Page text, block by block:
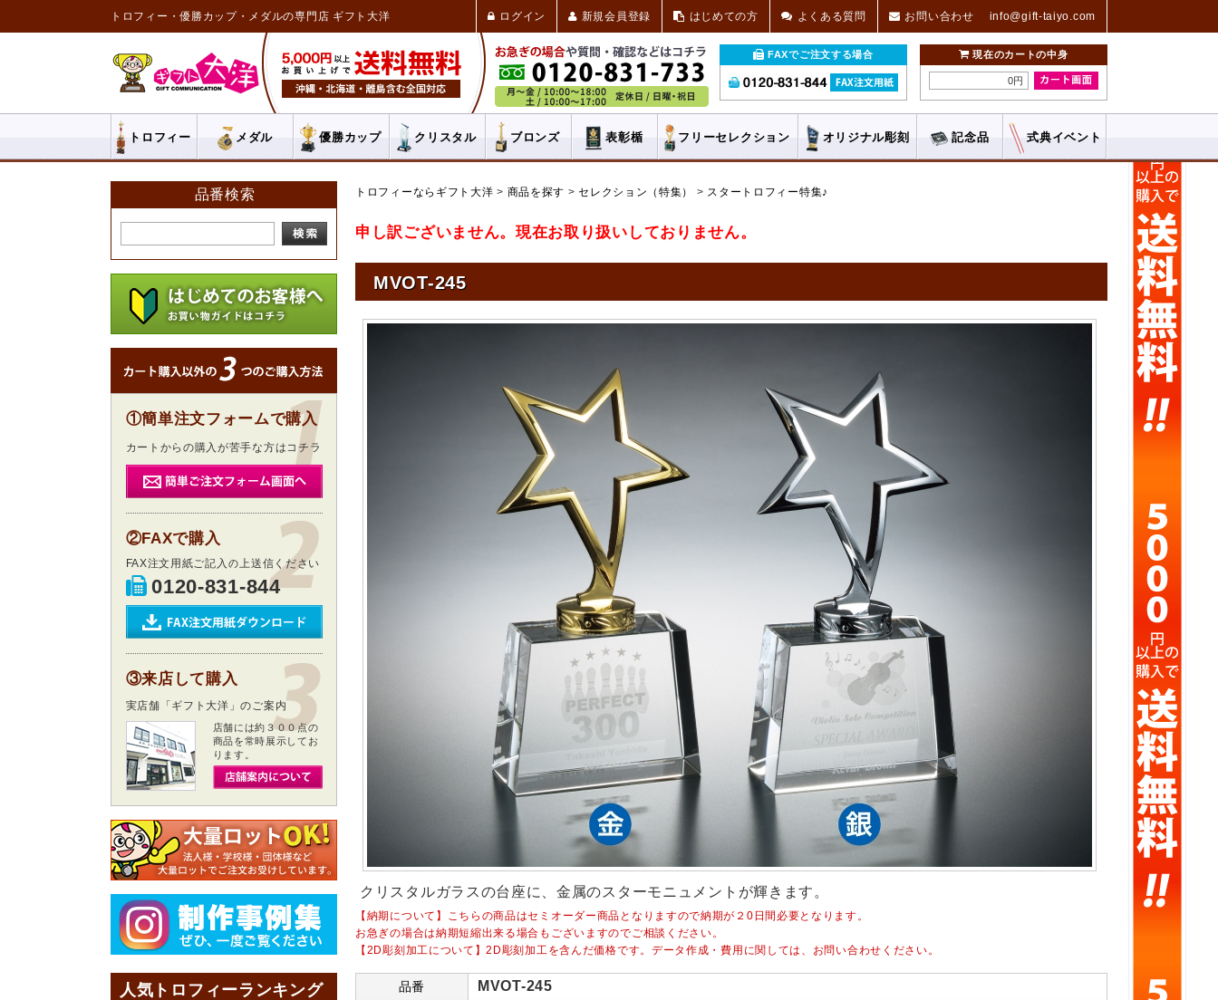
トロフィー・優勝カップ・メダルの専門店 ギフト大洋 ログイン 新規会員登録 はじめての方 よくある質問 お問い合わせ info@gift-taiyo.com
FAXでご注文する場合 現在のカートの中身
0円
トロフィー メダル 優勝カップ クリスタル ブロンズ 表彰楯 フリーセレクション オリジナル彫刻 記念品 式典イベント
トロフィーならギフト大洋 商品を探す セレクション（特集） スタートロフィー特集♪
申し訳ございません。現在お取り扱いしておりません。
MVOT-245
クリスタルガラスの台座に、金属のスターモニュメントが輝きます。
【納期について】こちらの商品はセミオーダー商品となりますので納期が２0日間必要となります。
お急ぎの場合は納期短縮出来る場合もございますのでご相談ください。
【2D彫刻加工について】2D彫刻加工を含んだ価格です。データ作成・費用に関しては、お問い合わせください。
品番 MVOT-245
品番検索
①簡単注文フォームで購入
カートからの購入が苦手な方はコチラ
②FAXで購入
FAX注文用紙ご記入の上送信ください
0120-831-844
③来店して購入
実店舗「ギフト大洋」のご案内
店舗には約３００点の
商品を常時展示してお
ります。
人気トロフィーランキング